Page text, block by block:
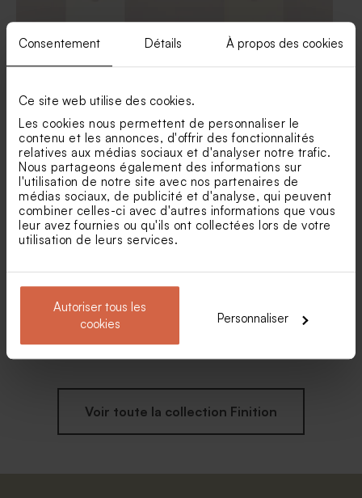
Consentement Détails À propos des cookies
Ce site web utilise des cookies.
Les cookies nous permettent de personnaliser le
contenu et les annonces, d'offrir des fonctionnalités
relatives aux médias sociaux et d'analyser notre trafic.
Nous partageons également des informations sur
l'utilisation de notre site avec nos partenaires de
médias sociaux, de publicité et d'analyse, qui peuvent
combiner celles-ci avec d'autres informations que vous
leur avez fournies ou qu'ils ont collectées lors de votre
utilisation de leurs services.
Autoriser tous les
cookies
Personnaliser
Vaporisateur parfum en
verre vide mariage
Contenant à dragées
transparent rond mariage
Etiquette mariage
minimaliste chic et dorure
Etiquette mariage
minimaliste beige
Etiquette mariage aux tons
épurées
Etiquette mariage ticket
Voir toute la collection Finition